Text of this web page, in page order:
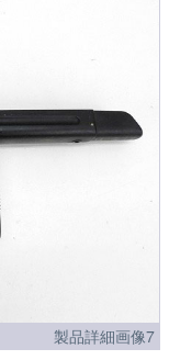
製品詳細画像7